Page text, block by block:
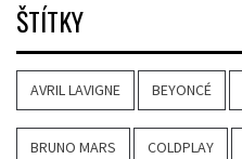
ŠTÍTKY
AVRIL LAVIGNE BEYONCÉ
BRUNO MARS COLDPLAY